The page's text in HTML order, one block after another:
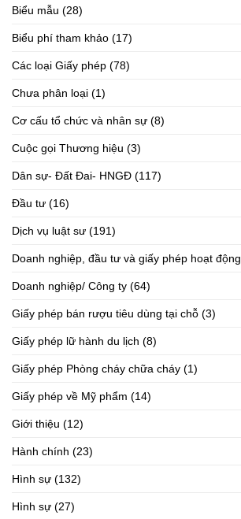
Biểu mẫu (28)
Biểu phí tham khảo (17)
Các loại Giấy phép (78)
Chưa phân loại (1)
Cơ cấu tổ chức và nhân sự (8)
Cuộc gọi Thương hiệu (3)
Dân sự- Đất Đai- HNGĐ (117)
Đầu tư (16)
Dịch vụ luật sư (191)
Doanh nghiệp, đầu tư và giấy phép hoạt động
Doanh nghiệp/ Công ty (64)
Giấy phép bán rượu tiêu dùng tại chỗ (3)
Giấy phép lữ hành du lịch (8)
Giấy phép Phòng cháy chữa cháy (1)
Giấy phép về Mỹ phẩm (14)
Giới thiệu (12)
Hành chính (23)
Hình sự (132)
Hình sự (27)